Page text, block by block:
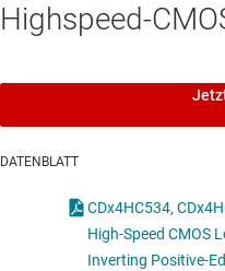
Highspeed-
DATENBLATT
CDx4HC534,
High-Speed CMOS
Inverting